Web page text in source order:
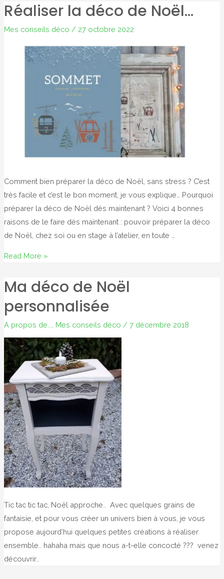
pour
Réaliser la déco de Noël…
Mes conseils déco / 27 octobre 2022
Comment bien préparer la déco de Noël, sans stress ? C’est
très facile et c’est le bon moment, je vous explique… Pourquoi
préparer la déco de Noël dés maintenant ? Voici 4 bonnes
raisons de le faire dés maintenant : pouvoir préparer la déco
de Noël, chez soi ou en stage à l’atelier, en toute …
Réaliser
déco
Noël…
Read More »
Ma déco de Noël
personnalisée
A propos de... Mes conseils déco / 7 décembre 2018
Tic tac tic tac, Noël approche.. Avec quelques grains de
fantaisie, et pour vous créer un univers bien à vous, je vous
propose aujourd’hui quelques petites créations à réaliser
ensemble.. hahaha mais que nous a-t-elle concocté ??? venez
découvrir..